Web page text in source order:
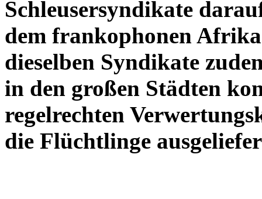
Schleusersyndikate
dem frankophonen
dieselben Syndikate
in den großen Städten
regelrechten
die Flüchtlinge